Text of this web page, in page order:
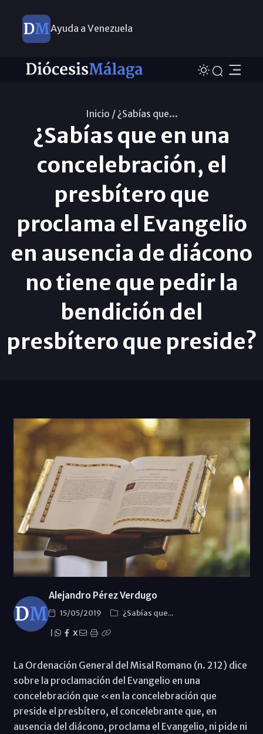
Ayuda a Venezuela
Inicio /¿Sabías que...
¿Sabías que en una
concelebración, el
presbítero que
proclama el Evangelio
en ausencia de diácono
no tiene que pedir la
bendición del
presbítero que preside?
Alejandro Pérez Verdugo
15/05/2019
¿Sabías que...
X
La Ordenación General del Misal Romano (n. 212) dice
sobre la proclamación del Evangelio en una
concelebración que «en la concelebración que
preside el presbítero, el concelebrante que, en
ausencia del diácono, proclama el Evangelio, ni pide ni